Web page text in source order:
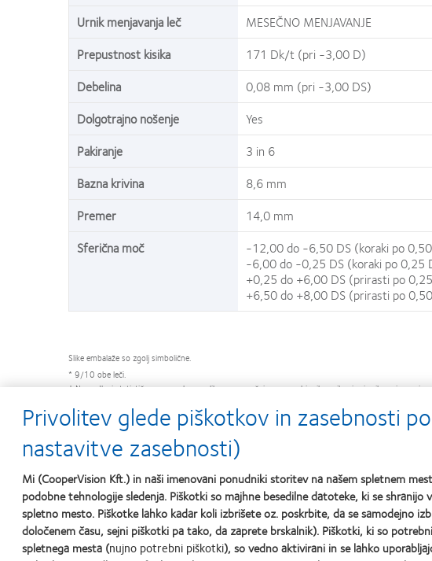
Urnik menjavanja leč
MESEČNO MENJAVANJE
Prepustnost kisika
171 Dk/t (pri -3,00 D)
Debelina
0,08 mm (pri -3,00 DS)
Dolgotrajno nošenje
Yes
Pakiranje
3 in 6
Bazna krivina
8,6 mm
Premer
14,0 mm
Sferična moč
-12,00 do -6,50 DS (koraki po
-6,00 do -0,25 DS (koraki po 0,25
+0,25 do +6,00 DS (prirasti po
+6,50 do +8,00 DS (prirasti po
Slike embalaže so zgolj simbolične.
* 9/10 obe leči.
† Na podlagi statistično pomembne razlike v povprečni spremembi mikro nihanj pri prileganju v
Viri:
1. CVI, arhivski podatki 2016. Prospektivna, multicentrična, slepa, bilateralna študija izdajanja v ZDA
2. CVI, arhivski podatki 2024.
3. Kajita M et al. Changes in accommodative micro-fluctuations after wearing contact lenses of
4. CVI, arhivski podatki 2016. Klinično vrednotenje z lečami Biofinity Energys in Biofinity sphere; n
5. CVI, arhivski podatki 2018. Klinično vrednotenje z lečami MyDay Energys
in MyDay
sphere; n =
6. Smith S et al. Subjective acceptance and quality of life with users of comfilcon A silicone
abstract):200028.
7. A.M. Moezzi, et al. Overnight Corneal Swelling, CLAO; 32(6): 277–280.
Privolitev glede piškotkov in zasebnosti
nastavitve zasebnosti)
Mi (CooperVision Kft.) in naši imenovani ponudniki storitev na našem spletnem
podobne tehnologije sledenja. Piškotki so majhne besedilne datoteke, ki se shranijo
spletno mesto. Piškotke lahko kadar koli izbrišete oz. poskrbite, da se samodejno
določenem času, sejni piškotki pa tako, da zaprete brskalnik). Piškotki, ki so
spletnega mesta (nujno potrebni piškotki), so vedno aktivirani in se lahko